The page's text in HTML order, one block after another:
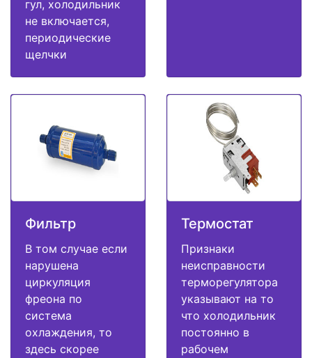
гул, холодильник
не включается,
периодические
щелчки
Фильтр
В том случае если
нарушена
циркуляция
фреона по
система
охлаждения, то
здесь скорее
Термостат
Признаки
неисправности
терморегулятора
указывают на то
что холодильник
постоянно в
рабочем